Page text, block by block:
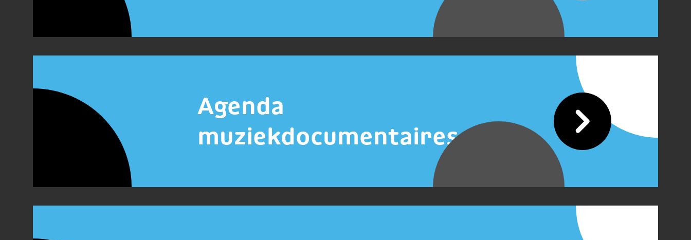
Agenda
muziekdocumentaires